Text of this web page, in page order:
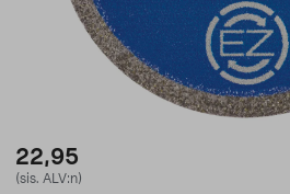
22,95
(sis. ALV:n)